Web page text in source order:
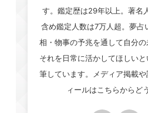
す。鑑定歴は29年以上。著名
含め鑑定人数は7万人超。夢占
相・物事の予兆を通して自分の
それを日常に活かしてほしい
筆しています。メディア掲載
ィールはこちらからど